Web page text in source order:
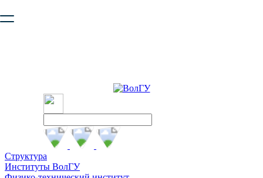
безопасную работу с сайтом. Пожалуйста
Структура
Институты ВолГУ